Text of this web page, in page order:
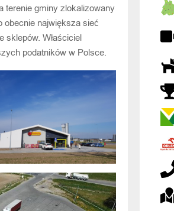
terenie gminy zlokalizowany
obecnie największa sieć
sklepów. Właściciel
podatników w Polsce.